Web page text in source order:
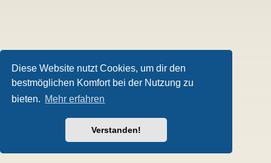
Diese Website nutzt Cookies, um dir den
bestmöglichen Komfort bei der Nutzung zu
bieten. Mehr erfahren
Verstanden!